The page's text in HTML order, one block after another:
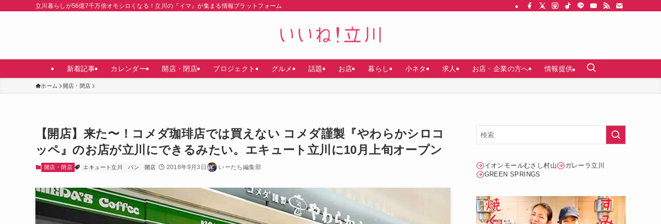
立川暮らしが56億7千万倍オモシロくなる！立川の『イマ』が集まる情報プラットフォーム
新着記事 カレンダー 開店・閉店 プロジェクト グルメ 話題 お店 暮らし 小ネタ 求人 お店・企業の方へ 情報提供
ホーム 開店・閉店
【開店】来た〜！コメダ珈琲店では買えない コメダ謹製『やわらかシロコ
ッペ』のお店が立川にできるみたい。エキュート立川に10月上旬オープン
開店・閉店 エキュート立川 パン 開店 2018年9月3日 いーたち編集部 イオンモールむさし村山
ガレーラ立川
GREEN SPRINGS